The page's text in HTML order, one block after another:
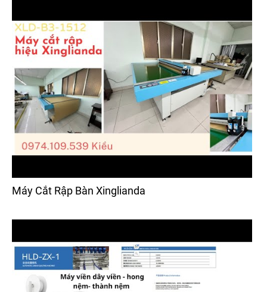
Máy Cắt Rập Bàn Xinglianda